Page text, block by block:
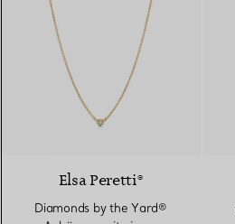
Elsa Peretti®
Diamonds by the Yard®